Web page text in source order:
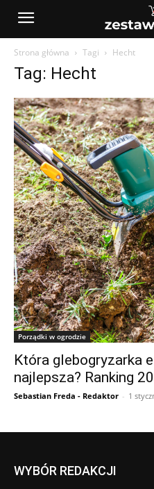
Strona główna Tagi Hecht
Tag: Hecht
Porządki w ogrodzie
Która glebogryzarka
najlepsza? Ranking
Sebastian Freda - Redaktor - 1
WYBÓR REDAKCJI